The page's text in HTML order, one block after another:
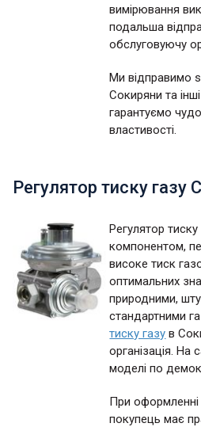
вимірювання
подальша
обслуговуючу
Ми відправимо
Сокиряни та
гарантуємо
властивості.
Регулятор тиску газу
Регулятор
компонентом,
високе тиск
оптимальних
природними,
стандартними
тиску газу в
організація. На
моделі по
При оформленні
покупець має